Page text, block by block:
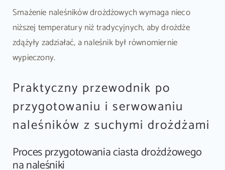
Smażenie naleśników drożdżowych wymaga nieco
niższej temperatury niż tradycyjnych, aby drożdże
zdążyły zadziałać, a naleśnik był równomiernie
wypieczony.
Praktyczny przewodnik po
przygotowaniu i serwowaniu
naleśników z suchymi drożdżami
Proces przygotowania ciasta drożdżowego
na naleśniki